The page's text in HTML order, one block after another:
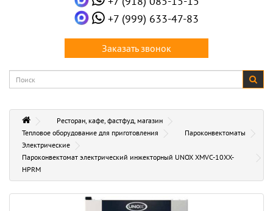
+7 (999) 633-47-83
Заказать звонок
Ресторан, кафе, фастфуд, магазин
Тепловое оборудование для приготовления
Пароконвектоматы
Электрические
Пароконвектомат электрический инжекторный UNOX XMVC-10XX-
HPRM